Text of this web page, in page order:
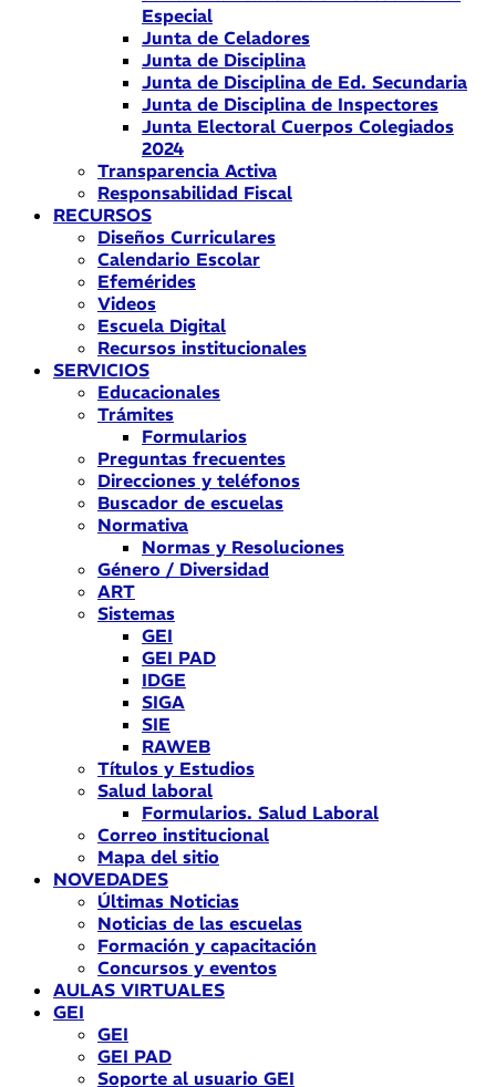
Especial
Junta de Celadores
Junta de Disciplina
Junta de Disciplina de Ed. Secundaria
Junta de Disciplina de Inspectores
Junta Electoral Cuerpos Colegiados
2024
Transparencia Activa
Responsabilidad Fiscal
RECURSOS
Diseños Curriculares
Calendario Escolar
Efemérides
Videos
Escuela Digital
Recursos institucionales
SERVICIOS
Educacionales
Trámites
Formularios
Preguntas frecuentes
Direcciones y teléfonos
Buscador de escuelas
Normativa
Normas y Resoluciones
Género / Diversidad
ART
Sistemas
GEI
GEI PAD
IDGE
SIGA
SIE
RAWEB
Títulos y Estudios
Salud laboral
Formularios. Salud Laboral
Correo institucional
Mapa del sitio
NOVEDADES
Últimas Noticias
Noticias de las escuelas
Formación y capacitación
Concursos y eventos
AULAS VIRTUALES
GEI
GEI
GEI PAD
Soporte al usuario GEI